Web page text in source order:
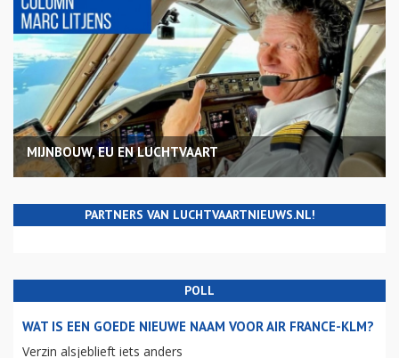
MIJNBOUW, EU EN LUCHTVAART
PARTNERS VAN LUCHTVAARTNIEUWS.NL!
POLL
WAT IS EEN GOEDE NIEUWE NAAM VOOR AIR FRANCE-KLM?
Verzin alsjeblieft iets anders